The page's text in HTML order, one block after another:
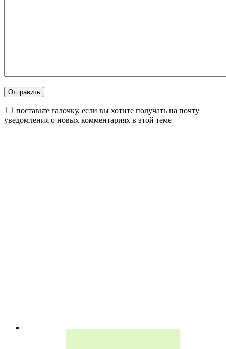
поставьте галочку, если вы хотите получать на почту
уведомления о новых комментариях в этой теме